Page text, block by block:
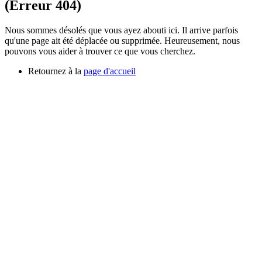
(Erreur 404)
Nous sommes désolés que vous ayez abouti ici. Il arrive parfois
qu'une page ait été déplacée ou supprimée. Heureusement, nous
pouvons vous aider à trouver ce que vous cherchez.
Retournez à la page d'accueil